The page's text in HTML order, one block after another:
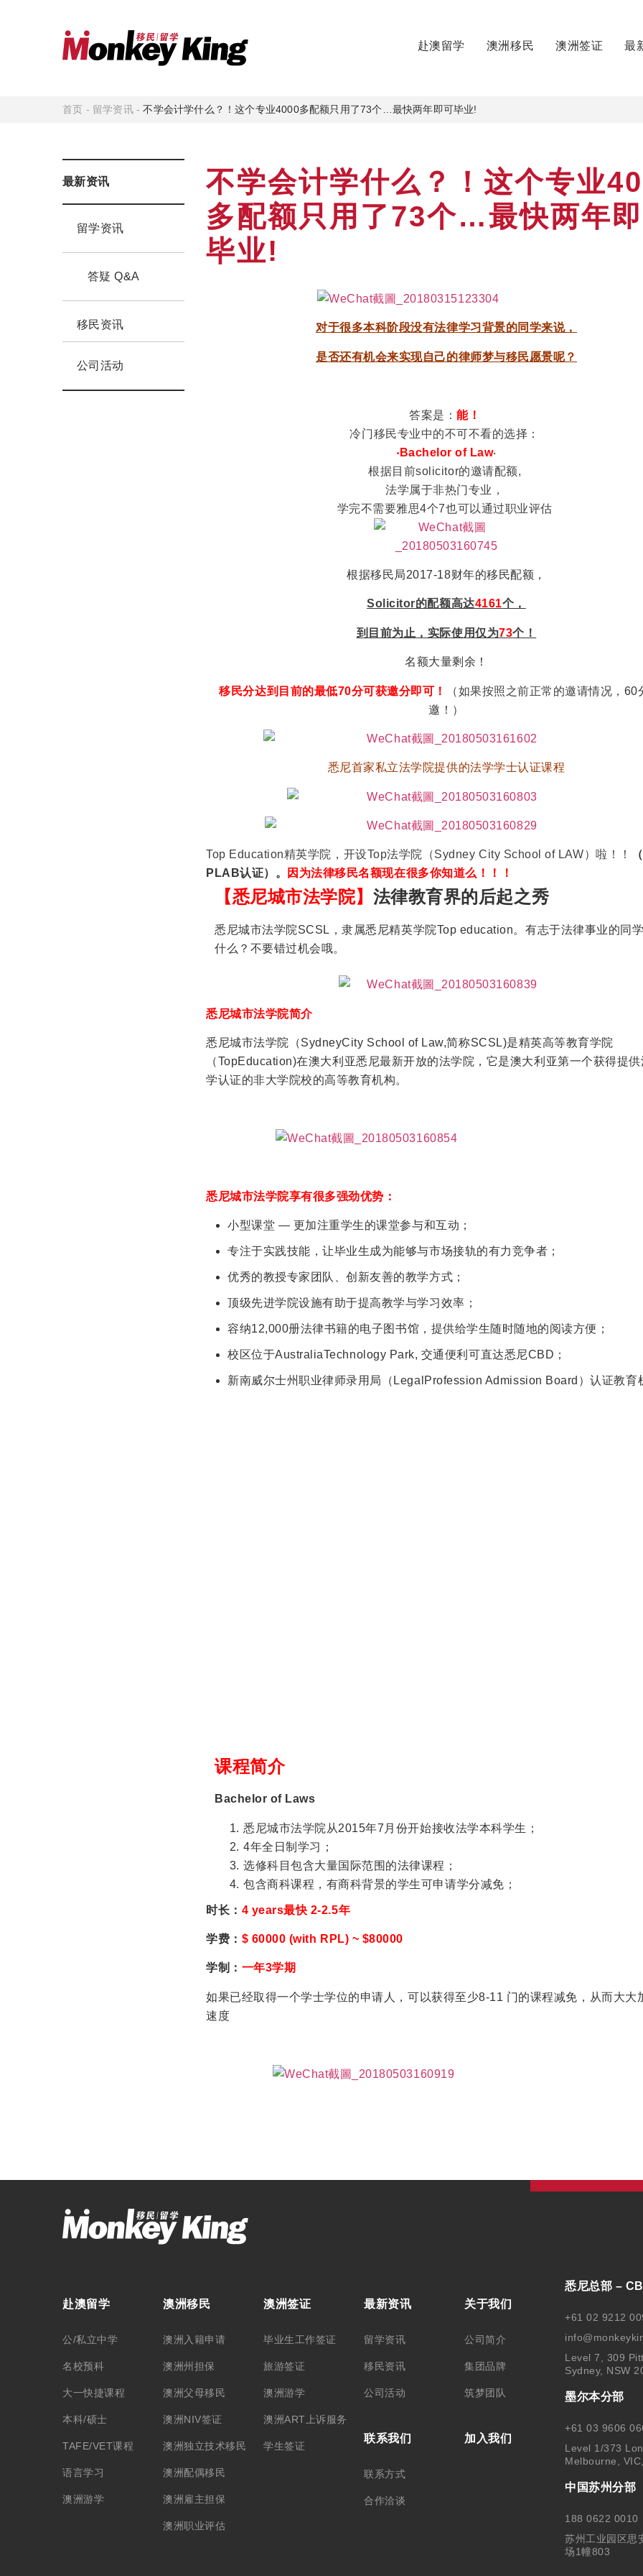
赴澳留学 澳洲移民 澳洲签证 最
首页 - 留学资讯-不学会计学什么？！这个专业4000多配额只用了73个…最快两年即可毕业!
最新资讯
留学资讯
答疑 Q&A
移民资讯
公司活动
不学会计学什么？！这个专业
多配额只用了73个…最快两年
毕业!
对于很多本科阶段没有法律学习背景的同学来说，
是否还有机会来实现自己的律师梦与移民愿景呢？
答案是：能！
冷门移民专业中的不可不看的选择：
‧Bachelor of Law‧
根据目前solicitor的邀请配额,
法学属于非热门专业，
学完不需要雅思4个7也可以通过职业评估
根据移民局2017-18财年的移民配额，
Solicitor的配额高达4161个，
到目前为止，实际使用仅为73个！
名额大量剩余！
移民分达到目前的最低70分可获邀分即可！ （如果按照之前正常的邀请情况， 60
邀！ ）
悉尼首家私立法学院提供的法学学士认证课程
Top Education精英学院，开设Top法学院（Sydney City School of LAW）啦！！
PLAB认证） 。 因为法律移民名额现在很多你知道么！！！
【悉尼城市法学院】 法律教育界的后起之秀
悉尼城市法学院SCSL，隶属悉尼精英学院Top education。有志于法律事业的同
什么？不要错过机会哦。
悉尼城市法学院简介
悉尼城市法学院（SydneyCity School of Law,简称SCSL)是精英高等教育学院
（TopEducation)在澳大利亚悉尼最新开放的法学院，它是澳大利亚第一个获得提
学认证的非大学院校的高等教育机构。
悉尼城市法学院享有很多强劲优势：
小型课堂 — 更加注重学生的课堂参与和互动；
专注于实践技能，让毕业生成为能够与市场接轨的有力竞争者；
优秀的教授专家团队、创新友善的教学方式；
顶级先进学院设施有助于提高教学与学习效率；
容纳12,000册法律书籍的电子图书馆，提供给学生随时随地的阅读方便；
校区位于AustraliaTechnology Park, 交通便利可直达悉尼CBD；
新南威尔士州职业律师录用局（LegalProfession Admission Board）认证教育
课程简介
Bachelor of Laws
悉尼城市法学院从2015年7月份开始接收法学本科学生；
4年全日制学习；
选修科目包含大量国际范围的法律课程；
包含商科课程，有商科背景的学生可申请学分减免；
时长 ： 4 years最快 2-2.5年
学费 ： $ 60000 (with RPL) ~ $80000
学制 ： 一年3学期
如果已经取得一个学士学位的申请人，可以获得至少8-11 门的课程减免，从而大大
速度
赴澳留学
公/私立中学
名校预科
大一快捷课程
本科/硕士
TAFE/VET课程
语言学习
澳洲游学
澳洲移民
澳洲入籍申请
澳洲州担保
澳洲父母移民
澳洲NIV签证
澳洲独立技术移民
澳洲配偶移民
澳洲雇主担保
澳洲职业评估
澳洲签证
毕业生工作签证
旅游签证
澳洲游学
澳洲ART上诉服务
学生签证
最新资讯
留学资讯
移民资讯
公司活动
联系我们
联系方式
合作洽谈
关于我们
公司简介
集团品牌
筑梦团队
加入我们
悉尼总部 –
+61 02 9212
Level 7, 309
Sydney, NSW
墨尔本分部
+61 03 9606
Level 1/373
Melbourne,
中国苏州分部
188 0622 0010
苏州工业园区思
场1幢803